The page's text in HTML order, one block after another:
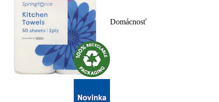
Domácnosť